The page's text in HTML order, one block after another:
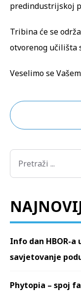
predindustrijskoj
Tribina će se
otvorenog učilišta
Veselimo se
Info dan HBOR-a
savjetovanje
Phytopia – spoj